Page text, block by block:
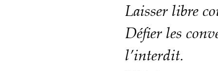
Laisser libre
Défier les
l’interdit.